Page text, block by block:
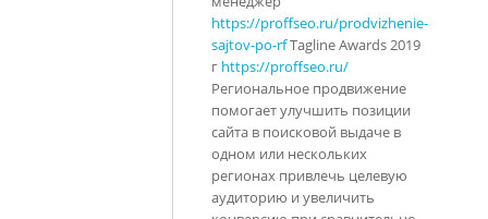
https://proffseo.ru/prodvizhenie-
sajtov-po-rfTagline Awards 2019
г https://proffseo.ru/
Региональное продвижение
помогает улучшить позиции
сайта в поисковой выдаче в
одном или нескольких
регионах привлечь целевую
аудиторию и увеличить